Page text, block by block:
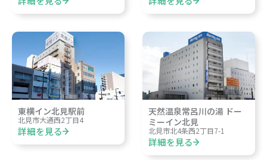
東横イン北見駅前
北見市大通西2丁目4
詳細を見る
天然温泉常呂川の湯 ドー
ミーイン北見
北見市北4条西2丁目7-1
詳細を見る